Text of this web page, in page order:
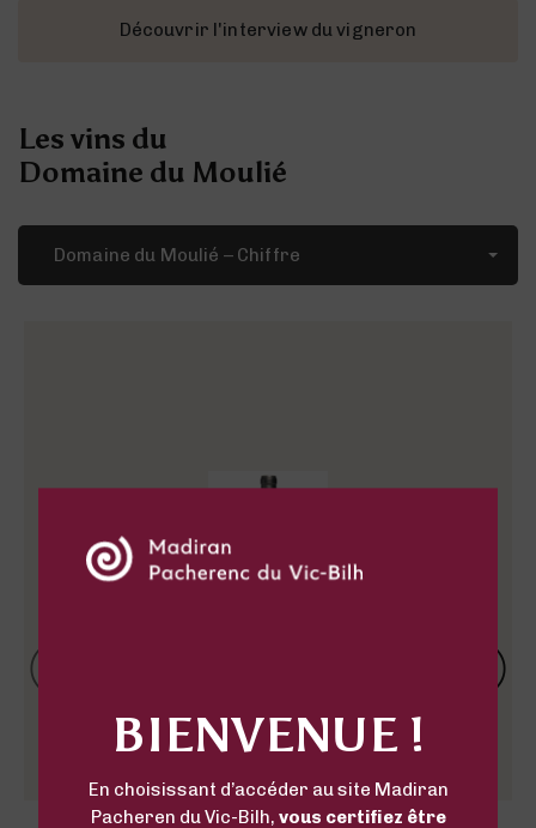
Découvrir l'interview du vigneron
Les vins du
Domaine du Moulié
Domaine du Moulié – Chiffre
BIENVENUE !
En choisissant d’accéder au site Madiran
Pacheren du Vic-Bilh, vous certifiez être